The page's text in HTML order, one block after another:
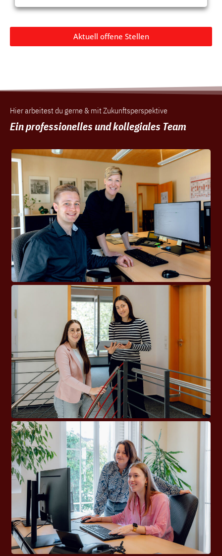
Aktuell offene Stellen
Hier arbeitest du gerne & mit Zukunftsperspektive
Ein professionelles und kollegiales Team